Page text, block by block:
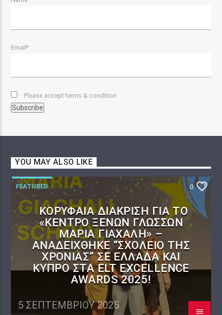
Email*
Please accept terms & condition
YOU MAY ALSO LIKE
FEATURED 0
ΚΟΡΥΦΑΊΑ ΔΙΆΚΡΙΣΗ ΓΙΑ ΤΟ
«ΚΈΝΤΡΟ ΞΈΝΩΝ ΓΛΩΣΣΏΝ
ΜΑΡΊΑ ΓΙΑΧΑΛΉ» –
ΑΝΑΔΕΊΧΘΗΚΕ “ΣΧΟΛΕΊΟ ΤΗΣ
ΧΡΟΝΙΆΣ” ΣΕ ΕΛΛΆΔΑ ΚΑΙ
ΚΎΠΡΟ ΣΤΑ ELT EXCELLENCE
AWARDS 2025!
5 ΣΕΠΤΕΜΒΡΊΟΥ 2025